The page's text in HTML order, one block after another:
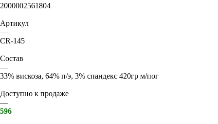
2000002561804
Артикул
—
CR-145
Состав
—
33% вискоза, 64% п/э, 3% спандекс 420гр м/пог
Доступно к продаже
—
596